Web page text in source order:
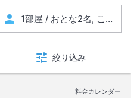
絞り込み
料金カレンダー